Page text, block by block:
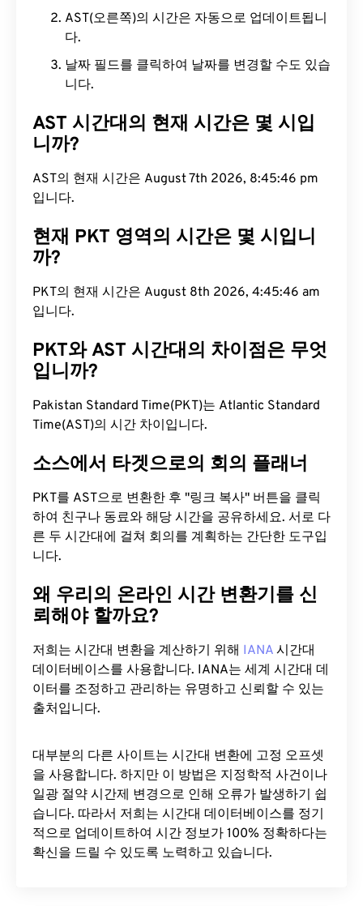
AST(오른쪽)의 시간은 자동으로 업데이트됩니
다.
날짜 필드를 클릭하여 날짜를 변경할 수도 있습
니다.
AST 시간대의 현재 시간은 몇 시입
니까?
AST의 현재 시간은 August 7th 2026, 8:45:47 pm입
니다.
현재 PKT 영역의 시간은 몇 시입니
까?
PKT의 현재 시간은 August 8th 2026, 4:45:47 am입
니다.
PKT와 AST 시간대의 차이점은 무엇
입니까?
Pakistan Standard Time(PKT)는 Atlantic Standard
Time(AST)의 시간 차이입니다.
소스에서 타겟으로의 회의 플래너
PKT를 AST으로 변환한 후 "링크 복사" 버튼을 클릭
하여 친구나 동료와 해당 시간을 공유하세요. 서로 다
른 두 시간대에 걸쳐 회의를 계획하는 간단한 도구입
니다.
왜 우리의 온라인 시간 변환기를 신
뢰해야 할까요?
저희는 시간대 변환을 계산하기 위해 IANA 시간대
데이터베이스를 사용합니다. IANA는 세계 시간대 데
이터를 조정하고 관리하는 유명하고 신뢰할 수 있는
출처입니다.
대부분의 다른 사이트는 시간대 변환에 ​​고정 오프셋
을 사용합니다. 하지만 이 방법은 지정학적 사건이나
일광 절약 시간제 변경으로 인해 오류가 발생하기 쉽
습니다. 따라서 저희는 시간대 데이터베이스를 정기
적으로 업데이트하여 시간 정보가 100% 정확하다는
확신을 드릴 수 있도록 노력하고 있습니다.